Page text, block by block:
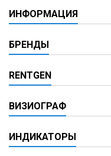
ИНФОРМАЦИЯ
БРЕНДЫ
RENTGEN
ВИЗИОГРАФ
ИНДИКАТОРЫ